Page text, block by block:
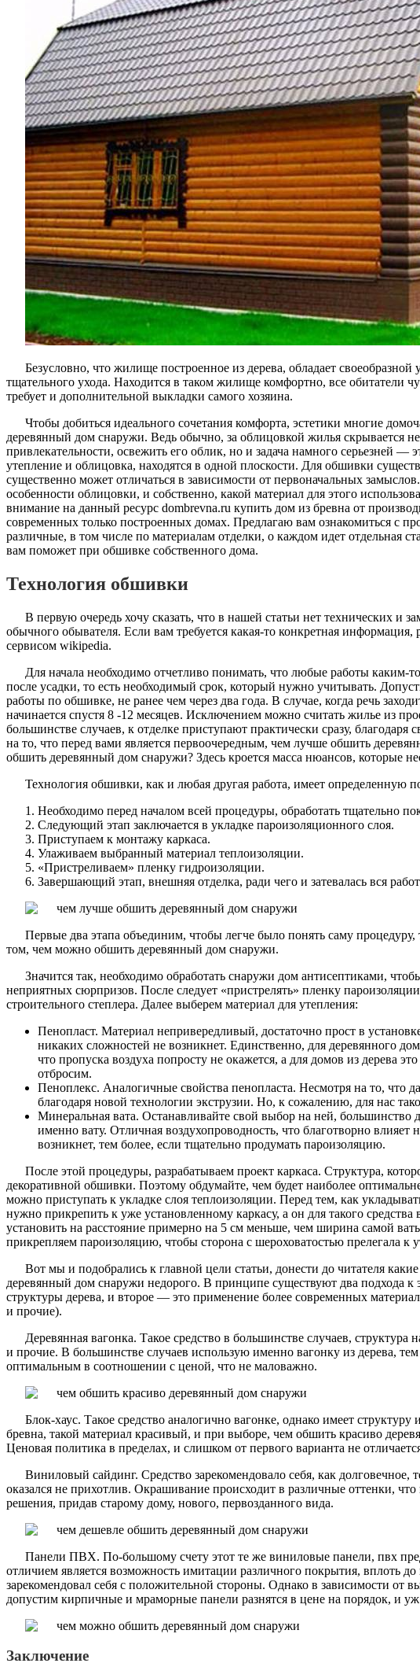
Безусловно, что жилище построенное из дерева, обладает своеобразной
тщательного ухода. Находится в таком жилище комфортно, все обитатели
требует и дополнительной выкладки самого хозяина.
Чтобы добиться идеального сочетания комфорта, эстетики многие
деревянный дом снаружи. Ведь обычно, за облицовкой жилья скрывается
привлекательности, освежить его облик, но и задача намного серьезней
утепление и облицовка, находятся в одной плоскости. Для обшивки
существенно может отличаться в зависимости от первоначальных
особенности облицовки, и собственно, какой материал для этого
внимание на данный ресурс dombrevna.ru купить дом из бревна от
современных только построенных домах. Предлагаю вам ознакомиться с
различные, в том числе по материалам отделки, о каждом идет отдельная
вам поможет при обшивке собственного дома.
Технология обшивки
В первую очередь хочу сказать, что в нашей статьи нет технических и
обычного обывателя. Если вам требуется какая-то конкретная
сервисом wikipedia.
Для начала необходимо отчетливо понимать, что любые работы каким-
после усадки, то есть необходимый срок, который нужно учитывать.
работы по обшивке, не ранее чем через два года. В случае, когда речь
начинается спустя 8 -12 месяцев. Исключением можно считать жилье из
большинстве случаев, к отделке приступают практически сразу,
на то, что перед вами является первоочередным, чем лучше обшить
обшить деревянный дом снаружи? Здесь кроется масса нюансов, которые
Технология обшивки, как и любая другая работа, имеет определенную
Необходимо перед началом всей процедуры, обработать тщательно
Следующий этап заключается в укладке пароизоляционного слоя.
Приступаем к монтажу каркаса.
Улаживаем выбранный материал теплоизоляции.
«Пристреливаем» пленку гидроизоляции.
Завершающий этап, внешняя отделка, ради чего и затевалась вся
Первые два этапа объединим, чтобы легче было понять саму процедуру,
том, чем можно обшить деревянный дом снаружи.
Значится так, необходимо обработать снаружи дом антисептиками,
неприятных сюрпризов. После следует «пристрелять» пленку
строительного степлера. Далее выберем материал для утепления:
Пенопласт. Материал непривередливый, достаточно прост в
никаких сложностей не возникнет. Единственно, для деревянного
что пропуска воздуха попросту не окажется, а для домов из дерева
отбросим.
Пеноплекс. Аналогичные свойства пенопласта. Несмотря на то, что
благодаря новой технологии экструзии. Но, к сожалению, для нас
Минеральная вата. Останавливайте свой выбор на ней, большинство
именно вату. Отличная воздухопроводность, что благотворно влияет
возникнет, тем более, если тщательно продумать пароизоляцию.
После этой процедуры, разрабатываем проект каркаса. Структура,
декоративной обшивки. Поэтому обдумайте, чем будет наиболее
можно приступать к укладке слоя теплоизоляции. Перед тем, как
нужно прикрепить к уже установленному каркасу, а он для такого
установить на расстояние примерно на 5 см меньше, чем ширина самой
прикрепляем пароизоляцию, чтобы сторона с шероховатостью прелегала к
Вот мы и подобрались к главной цели статьи, донести до читателя
деревянный дом снаружи недорого. В принципе существуют два подхода к
структуры дерева, и второе — это применение более современных
и прочие).
Деревянная вагонка. Такое средство в большинстве случаев, структура
и прочие. В большинстве случаев использую именно вагонку из дерева, тем
оптимальным в соотношении с ценой, что не маловажно.
Блок-хаус. Такое средство аналогично вагонке, однако имеет
бревна, такой материал красивый, и при выборе, чем обшить красиво
Ценовая политика в пределах, и слишком от первого варианта не
Виниловый сайдинг. Средство зарекомендовало себя, как долговечное,
оказался не прихотлив. Окрашивание происходит в различные оттенки,
решения, придав старому дому, нового, первозданного вида.
Панели ПВХ. По-большому счету этот те же виниловые панели, пвх
отличием является возможность имитации различного покрытия, вплоть
зарекомендовал себя с положительной стороны. Однако в зависимости от
допустим кирпичные и мраморные панели разнятся в цене на порядок, и
Заключение